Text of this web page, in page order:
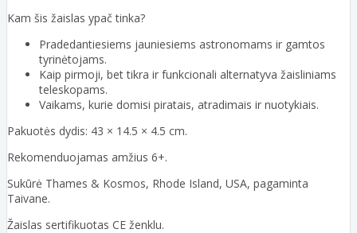
Kam šis žaislas ypač tinka?
Pradedantiesiems jauniesiems astronomams ir gamtos
tyrinėtojams.
Kaip pirmoji, bet tikra ir funkcionali alternatyva žaisliniams
teleskopams.
Vaikams, kurie domisi piratais, atradimais ir nuotykiais.
Pakuotės dydis: 43 × 14.5 × 4.5 cm.
Rekomenduojamas amžius 6+.
Sukūrė Thames & Kosmos, Rhode Island, USA, pagaminta
Taivane.
Žaislas sertifikuotas CE ženklu.